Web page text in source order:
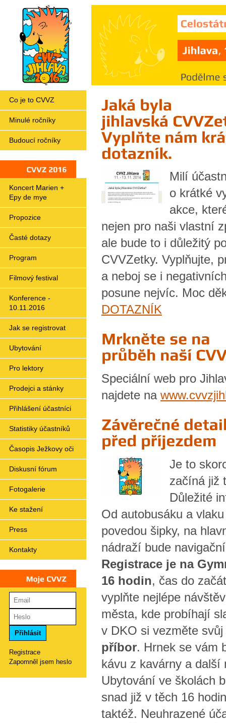
Co je to CVVZ
Minulé ročníky
Budoucí ročníky
Koncert Marien +
Epy de mye
Propozice
Časté dotazy
Program
Filmový festival
Konference -
10.11.2016
Jak se registrovat
Ubytování
Pro lektory
Prodejci a stánky
Přihlášení účastníci
Statistiky účastníků
Časopis Ježkovy oči
Diskusní fórum
Fotogalerie
Ke stažení
Press
Kontakty
Registrace
Zapomněl jsem heslo
Milí
o krátké
akce,
nejen pro naši vlastní
ale bude to i důležitý
CVVZetky. Vyplňujte,
a neboj se i
posune nejvíc. Moc
DOTAZNÍK
Speciální web pro
najdete na
Je to
začíná již
Důležité
Od autobusáku a
povedou šipky, na
nádraží bude
Registrace je na
16 hodin, čas do
vyplňte nejlépe
města, kde probíhají
v DKO si vezměte svůj
příbor. Hrnek se vám
kávu z kavárny a další
Ubytování ve školách
snad již v těch 16
taktéž. Neuhrazené